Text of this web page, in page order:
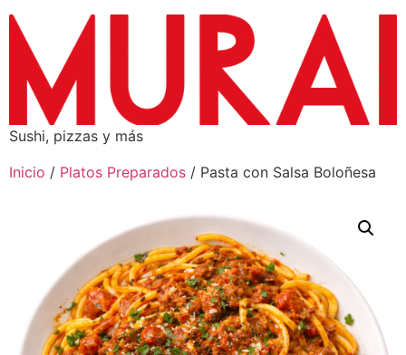
Sushi, pizzas y más
Inicio / Platos Preparados / Pasta con Salsa Boloñesa